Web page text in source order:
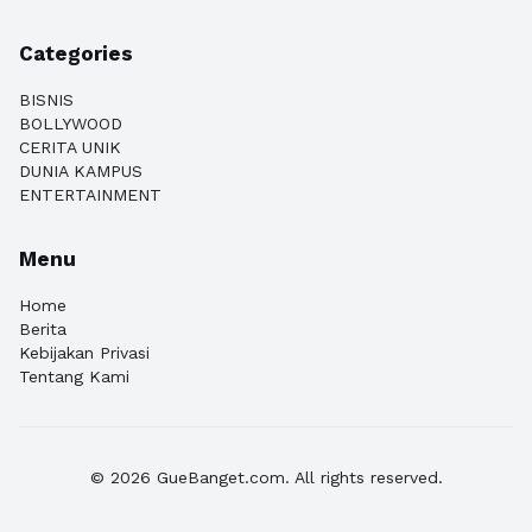
Categories
BISNIS
BOLLYWOOD
CERITA UNIK
DUNIA KAMPUS
ENTERTAINMENT
Menu
Home
Berita
Kebijakan Privasi
Tentang Kami
© 2026 GueBanget.com. All rights reserved.